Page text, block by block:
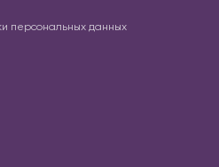
персональных данных